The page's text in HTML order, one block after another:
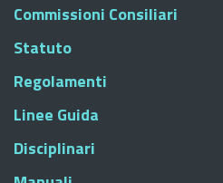
Commissioni Consiliari
Statuto
Regolamenti
Linee Guida
Disciplinari